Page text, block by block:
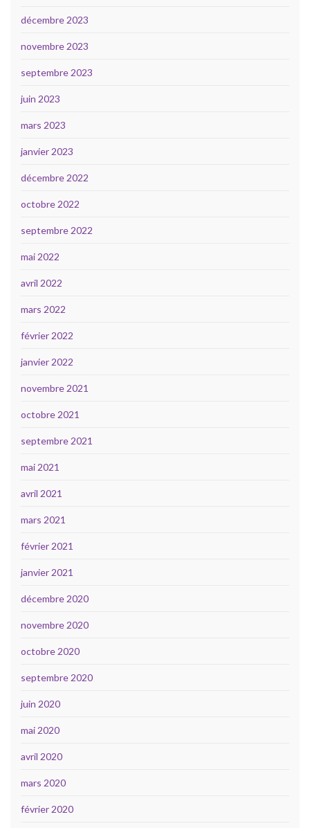
décembre 2023
novembre 2023
septembre 2023
juin 2023
mars 2023
janvier 2023
décembre 2022
octobre 2022
septembre 2022
mai 2022
avril 2022
mars 2022
février 2022
janvier 2022
novembre 2021
octobre 2021
septembre 2021
mai 2021
avril 2021
mars 2021
février 2021
janvier 2021
décembre 2020
novembre 2020
octobre 2020
septembre 2020
juin 2020
mai 2020
avril 2020
mars 2020
février 2020